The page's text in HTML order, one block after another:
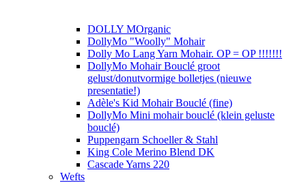
DOLLY MOrganic
DollyMo "Woolly" Mohair
Dolly Mo Lang Yarn Mohair. OP = OP !!!!!!!
DollyMo Mohair Bouclé groot
gelust/donutvormige bolletjes (nieuwe
presentatie!)
Adèle's Kid Mohair Bouclé (fine)
DollyMo Mini mohair bouclé (klein geluste
bouclé)
Puppengarn Schoeller & Stahl
King Cole Merino Blend DK
Cascade Yarns 220
Wefts